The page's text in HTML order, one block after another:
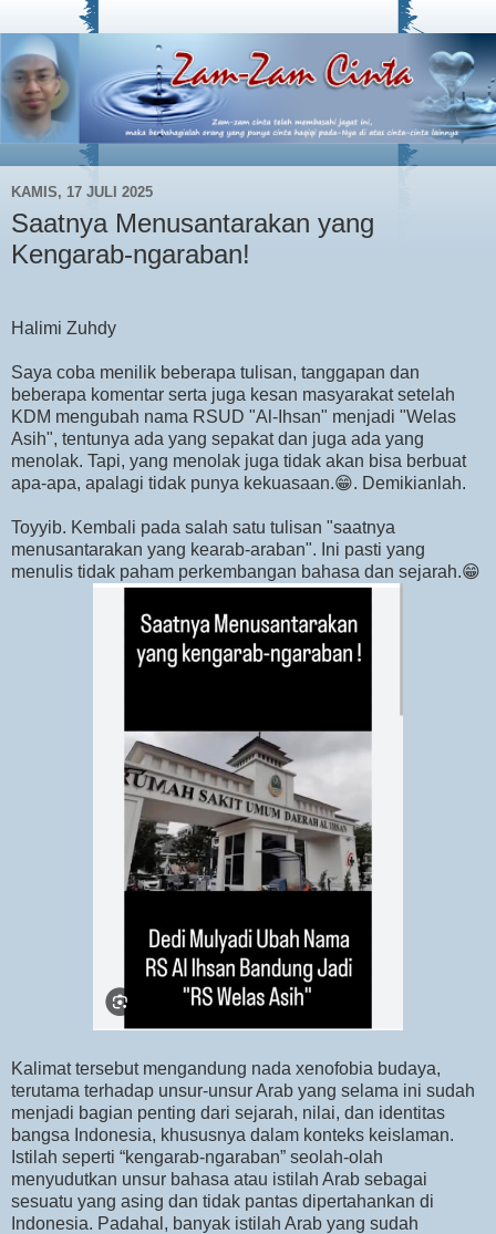
KAMIS, 17 JULI 2025
Saatnya Menusantarakan yang
Kengarab-ngaraban!
Halimi Zuhdy
Saya coba menilik beberapa tulisan, tanggapan dan
beberapa komentar serta juga kesan masyarakat setelah
KDM mengubah nama RSUD "Al-Ihsan" menjadi "Welas
Asih", tentunya ada yang sepakat dan juga ada yang
menolak. Tapi, yang menolak juga tidak akan bisa berbuat
apa-apa, apalagi tidak punya kekuasaan.😁. Demikianlah.
Toyyib. Kembali pada salah satu tulisan "saatnya
menusantarakan yang kearab-araban". Ini pasti yang
menulis tidak paham perkembangan bahasa dan sejarah.😁
Kalimat tersebut mengandung nada xenofobia budaya,
terutama terhadap unsur-unsur Arab yang selama ini sudah
menjadi bagian penting dari sejarah, nilai, dan identitas
bangsa Indonesia, khususnya dalam konteks keislaman.
Istilah seperti “kengarab-ngaraban” seolah-olah
menyudutkan unsur bahasa atau istilah Arab sebagai
sesuatu yang asing dan tidak pantas dipertahankan di
Indonesia. Padahal, banyak istilah Arab yang sudah